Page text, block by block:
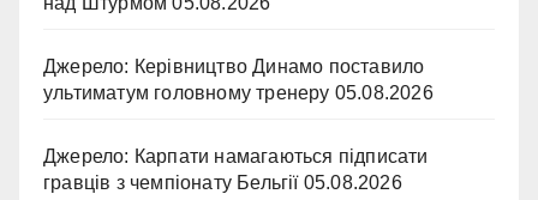
Джерело: Керівництво Динамо поставило
ультиматум головному тренеру 05.08.2026
Джерело: Карпати намагаються підписати
гравців з чемпіонату Бельгії 05.08.2026